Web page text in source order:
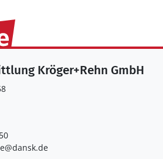
Kröger+Rehn GmbH